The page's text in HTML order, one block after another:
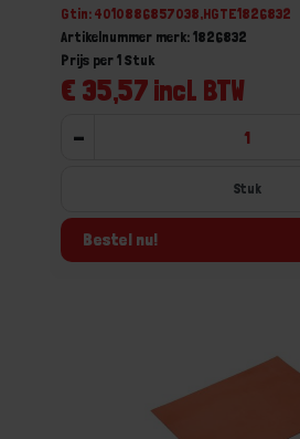
Gtin: 4010886857038,HGTE1826832
Artikelnummer merk: 1826832
€ 35,57 incl. BTW
Prijs per 1 Stuk
-
Stuk
Bestel nu!